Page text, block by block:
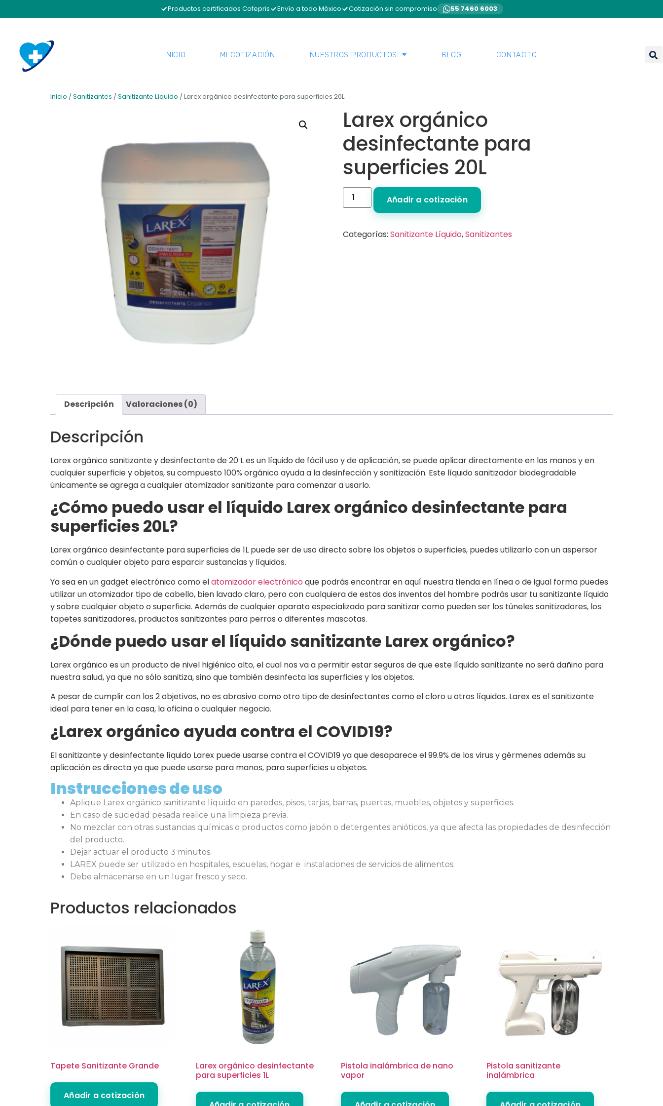
Productos certificados Cofepris Envío a todo México Cotización sin compromiso 55 7460 6003
INICIO MI COTIZACIÓN NUESTROS PRODUCTOS BLOG CONTACTO
Inicio /Sanitizantes /Sanitizante Líquido / Larex orgánico desinfectante para superficies 20L
Larex orgánico
desinfectante para
superficies 20L
Añadir a cotización
Categorías: Sanitizante Líquido,Sanitizantes
Descripción Valoraciones (0)
Descripción
Larex orgánico sanitizante y desinfectante de 20 L es un líquido de fácil uso y de aplicación, se puede aplicar directamente en las manos y en
cualquier superficie y objetos, su compuesto 100% orgánico ayuda a la desinfección y sanitización. Este líquido sanitizador biodegradable
únicamente se agrega a cualquier atomizador sanitizante para comenzar a usarlo.
¿Cómo puedo usar el líquido Larex orgánico desinfectante para
superficies 20L?
Larex orgánico desinfectante para superficies de 1L puede ser de uso directo sobre los objetos o superficies, puedes utilizarlo con un aspersor
común o cualquier objeto para esparcir sustancias y líquidos.
Ya sea en un gadget electrónico como elatomizador electrónico que podrás encontrar en aquí nuestra tienda en línea o de igual forma puedes
utilizar un atomizador tipo de cabello, bien lavado claro, pero con cualquiera de estos dos inventos del hombre podrás usar tu sanitizante líquido
y sobre cualquier objeto o superficie. Además de cualquier aparato especializado para sanitizar como pueden ser los túneles sanitizadores, los
tapetes sanitizadores, productos sanitizantes para perros o diferentes mascotas.
¿Dónde puedo usar el líquido sanitizante Larex orgánico?
Larex orgánico es un producto de nivel higiénico alto, el cual nos va a permitir estar seguros de que este líquido sanitizante no será dañino para
nuestra salud, ya que no sólo sanitiza, sino que también desinfecta las superficies y los objetos.
A pesar de cumplir con los 2 objetivos, no es abrasivo como otro tipo de desinfectantes como el cloro u otros líquidos. Larex es el sanitizante
ideal para tener en la casa, la oficina o cualquier negocio.
¿Larex orgánico ayuda contra el COVID19?
El sanitizante y desinfectante líquido Larex puede usarse contra el COVID19 ya que desaparece el 99.9% de los virus y gérmenes además su
aplicación es directa ya que puede usarse para manos, para superficies u objetos.
Instrucciones de uso
Aplique Larex orgánico sanitizante líquido en paredes, pisos, tarjas, barras, puertas, muebles, objetos y superficies.
En caso de suciedad pesada realice una limpieza previa.
No mezclar con otras sustancias químicas o productos como jabón o detergentes anióticos, ya que afecta las propiedades de desinfección
del producto.
Dejar actuar el producto 3 minutos.
LAREX puede ser utilizado en hospitales, escuelas, hogar e instalaciones de servicios de alimentos.
Debe almacenarse en un lugar fresco y seco.
Productos relacionados
Tapete Sanitizante Grande
Añadir a cotización
Larex orgánico desinfectante
para superficies 1L
Pistola inalámbrica de nano
vapor
Pistola sanitizante
inalámbrica